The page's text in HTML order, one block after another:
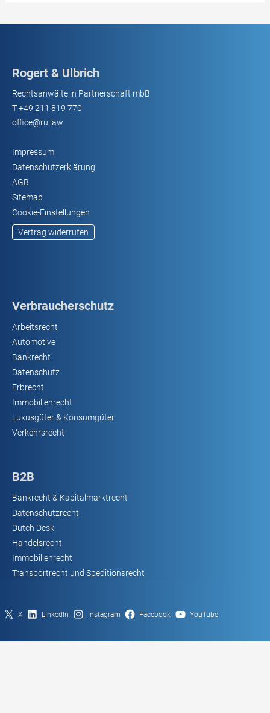
Rogert & Ulbrich
Rechtsanwälte in Partnerschaft mbB
T+49 211 819 770
office@ru.law
Impressum
Datenschutzerklärung
AGB
Sitemap
Cookie-Einstellungen
Vertrag widerrufen
Verbraucherschutz
Arbeitsrecht
Automotive
Bankrecht
Datenschutz
Erbrecht
Immobilienrecht
Luxusgüter & Konsumgüter
Verkehrsrecht
B2B
Bankrecht & Kapitalmarktrecht
Datenschutzrecht
Dutch Desk
Handelsrecht
Immobilienrecht
Transportrecht und Speditionsrecht
X LinkedIn Instagram Facebook YouTube